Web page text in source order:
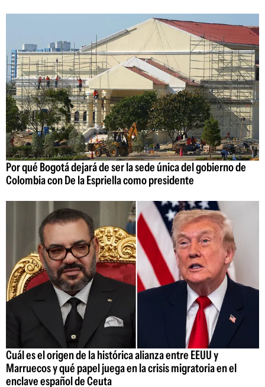
Por qué Bogotá dejará de ser la sede única del gobierno de
Colombia con De la Espriella como presidente
Cuál es el origen de la histórica alianza entre EEUU y
Marruecos y qué papel juega en la crisis migratoria en el
enclave español de Ceuta